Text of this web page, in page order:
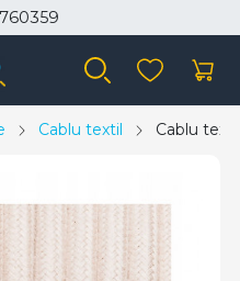
Cablu textil Cablu